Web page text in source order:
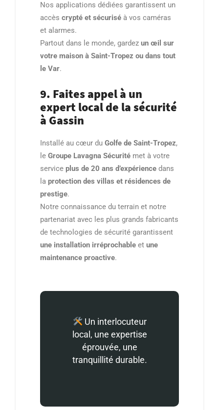
Nos applications dédiées garantissent un
accès crypté et sécurisé à vos caméras
et alarmes.
Partout dans le monde, gardez un œil sur
votre maison à Saint-Tropez ou dans tout
le Var.
9. Faites appel à un
expert local de la sécurité
à Gassin
Installé au cœur du Golfe de Saint-Tropez,
le Groupe Lavagna Sécurité met à votre
service plus de 20 ans d’expérience dans
la protection des villas et résidences de
prestige.
Notre connaissance du terrain et notre
partenariat avec les plus grands fabricants
de technologies de sécurité garantissent
une installation irréprochable et une
maintenance proactive.
Un interlocuteur
local, une expertise
éprouvée, une
tranquillité durable.